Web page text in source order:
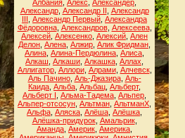
Албания Алекс Александер
Александр, Александр II Александр
III Александр Первый Александра
Фёдоровна, Александров, Алексеева,
Алексей Алексенко Алексий Ален
Делон Алена Алжир Алик Фридман
Алина Алина-Пердюлина Алиса
Алкаш Алкаши Алкашка Аллах
Аллигатор, Аллори, Алрами, Алчевск,
Аль Пачино, Аль-Джазира, Аль-
Каида Альба Альбац Альберт,
Альберт I Альма-Тадема Альпер
Альпер-отсосун Альтман АльтманХ
Альфа Аляска Алёша Алёшка
Алёшка-придурок, Амальрик,
Аманда Америк Америка